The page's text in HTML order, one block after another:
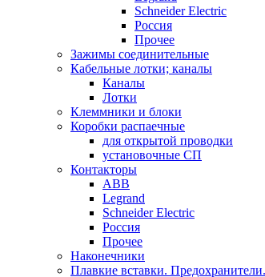
Schneider Electric
Россия
Прочее
Зажимы соединительные
Кабельные лотки; каналы
Каналы
Лотки
Клеммники и блоки
Коробки распаечные
для открытой проводки
установочные СП
Контакторы
ABB
Legrand
Schneider Electric
Россия
Прочее
Наконечники
Плавкие вставки.